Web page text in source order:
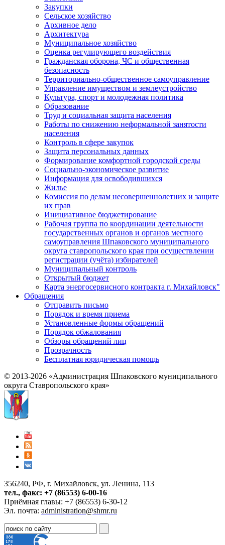
Закупки
Сельское хозяйство
Архивное дело
Архитектура
Муниципальное хозяйство
Оценка регулирующего воздействия
Гражданская оборона, ЧС и общественная
безопасность
Территориально-общественное самоуправление
Управление имуществом и землеустройство
Культура, спорт и молодежная политика
Образование
Труд и социальная защита населения
Работы по снижению неформальной занятости
населения
Контроль в сфере закупок
Защита персональных данных
Формирование комфортной городской среды
Социально-экономическое развитие
Информация для освободившихся
Жилье
Комиссия по делам несовершеннолетних и защите
их прав
Инициативное бюджетирование
Рабочая группа по координации деятельности
государственных органов и органов местного
самоуправления Шпаковского муниципального
округа ставропольского края при осуществлении
регистрации (учёта) избирателей
Муниципальный контроль
Открытый бюджет
Карта энергосервисного контракта г. Михайловск"
Обращения
Отправить письмо
Порядок и время приема
Установленные формы обращений
Порядок обжалования
Обзоры обращений лиц
Прозрачность
Бесплатная юридическая помощь
© 2013-2026 «Администрация Шпаковского муниципального
округа Ставропольского края»
356240, РФ, г. Михайловск, ул. Ленина, 113
тел., факс: +7 (86553) 6-00-16
Приёмная главы: +7 (86553) 6-30-12
Эл. почта: administration@shmr.ru